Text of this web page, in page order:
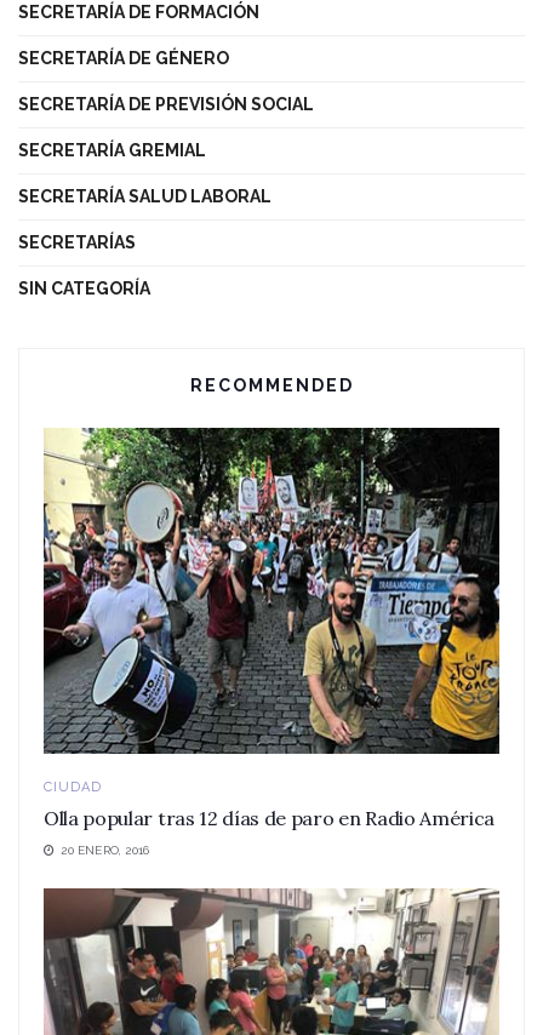
SECRETARÍA DE FORMACIÓN
SECRETARÍA DE GÉNERO
SECRETARÍA DE PREVISIÓN SOCIAL
SECRETARÍA GREMIAL
SECRETARÍA SALUD LABORAL
SECRETARÍAS
SIN CATEGORÍA
RECOMMENDED
CIUDAD
Olla popular tras 12 días de paro en Radio América
20 ENERO, 2016